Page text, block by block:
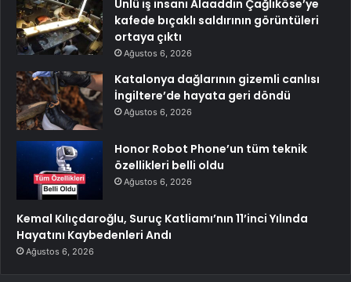
Ünlü iş insanı Alaaddin Çağlıköse’ye
kafede bıçaklı saldırının görüntüleri
ortaya çıktı
Ağustos 6, 2026
Katalonya dağlarının gizemli canlısı
İngiltere’de hayata geri döndü
Ağustos 6, 2026
Honor Robot Phone’un tüm teknik
özellikleri belli oldu
Ağustos 6, 2026
Kemal Kılıçdaroğlu, Suruç Katliamı’nın 11’inci Yılında
Hayatını Kaybedenleri Andı
Ağustos 6, 2026